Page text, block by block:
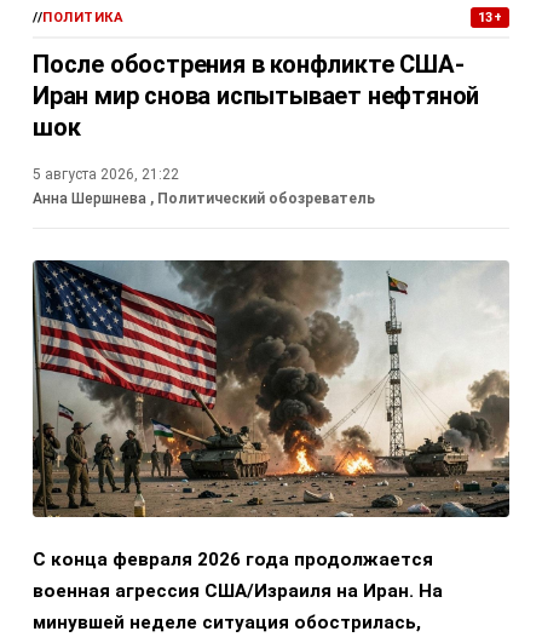
//ПОЛИТИКА 13+
После обострения в конфликте США-
Иран мир снова испытывает нефтяной
шок
5 августа 2026, 21:22
Анна Шершнева , Политический обозреватель
С конца февраля 2026 года продолжается
военная агрессия США/Израиля на Иран. На
минувшей неделе ситуация обострилась,